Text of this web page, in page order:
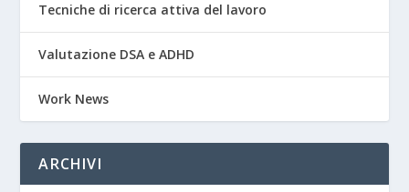
Tecniche di ricerca attiva del lavoro
Valutazione DSA e ADHD
Work News
ARCHIVI